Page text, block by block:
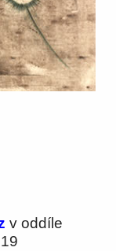
v oddíle